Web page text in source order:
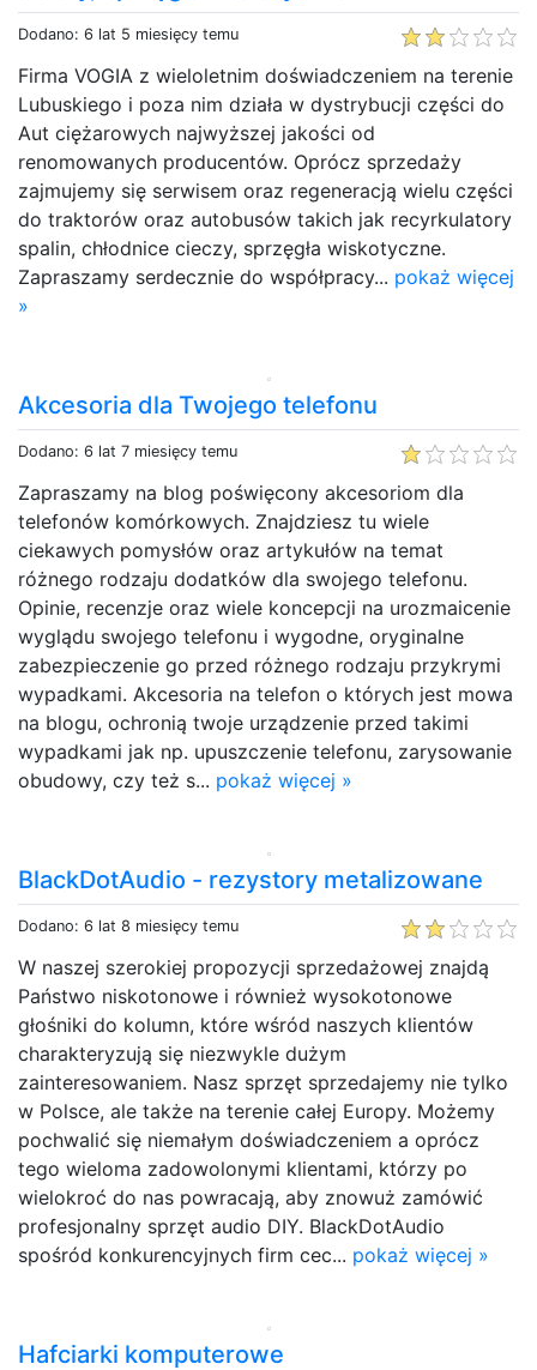
Dodano: 6 lat 5 miesięcy temu
Firma VOGIA z wieloletnim doświadczeniem na terenie
Lubuskiego i poza nim działa w dystrybucji części do
Aut ciężarowych najwyższej jakości od
renomowanych producentów. Oprócz sprzedaży
zajmujemy się serwisem oraz regeneracją wielu części
do traktorów oraz autobusów takich jak recyrkulatory
spalin, chłodnice cieczy, sprzęgła wiskotyczne.
Zapraszamy serdecznie do współpracy... pokaż więcej
»
Akcesoria dla Twojego telefonu
Dodano: 6 lat 7 miesięcy temu
Zapraszamy na blog poświęcony akcesoriom dla
telefonów komórkowych. Znajdziesz tu wiele
ciekawych pomysłów oraz artykułów na temat
różnego rodzaju dodatków dla swojego telefonu.
Opinie, recenzje oraz wiele koncepcji na urozmaicenie
wyglądu swojego telefonu i wygodne, oryginalne
zabezpieczenie go przed różnego rodzaju przykrymi
wypadkami. Akcesoria na telefon o których jest mowa
na blogu, ochronią twoje urządzenie przed takimi
wypadkami jak np. upuszczenie telefonu, zarysowanie
obudowy, czy też s... pokaż więcej »
BlackDotAudio - rezystory metalizowane
Dodano: 6 lat 8 miesięcy temu
W naszej szerokiej propozycji sprzedażowej znajdą
Państwo niskotonowe i również wysokotonowe
głośniki do kolumn, które wśród naszych klientów
charakteryzują się niezwykle dużym
zainteresowaniem. Nasz sprzęt sprzedajemy nie tylko
w Polsce, ale także na terenie całej Europy. Możemy
pochwalić się niemałym doświadczeniem a oprócz
tego wieloma zadowolonymi klientami, którzy po
wielokroć do nas powracają, aby znowuż zamówić
profesjonalny sprzęt audio DIY. BlackDotAudio
spośród konkurencyjnych firm cec... pokaż więcej »
Hafciarki komputerowe